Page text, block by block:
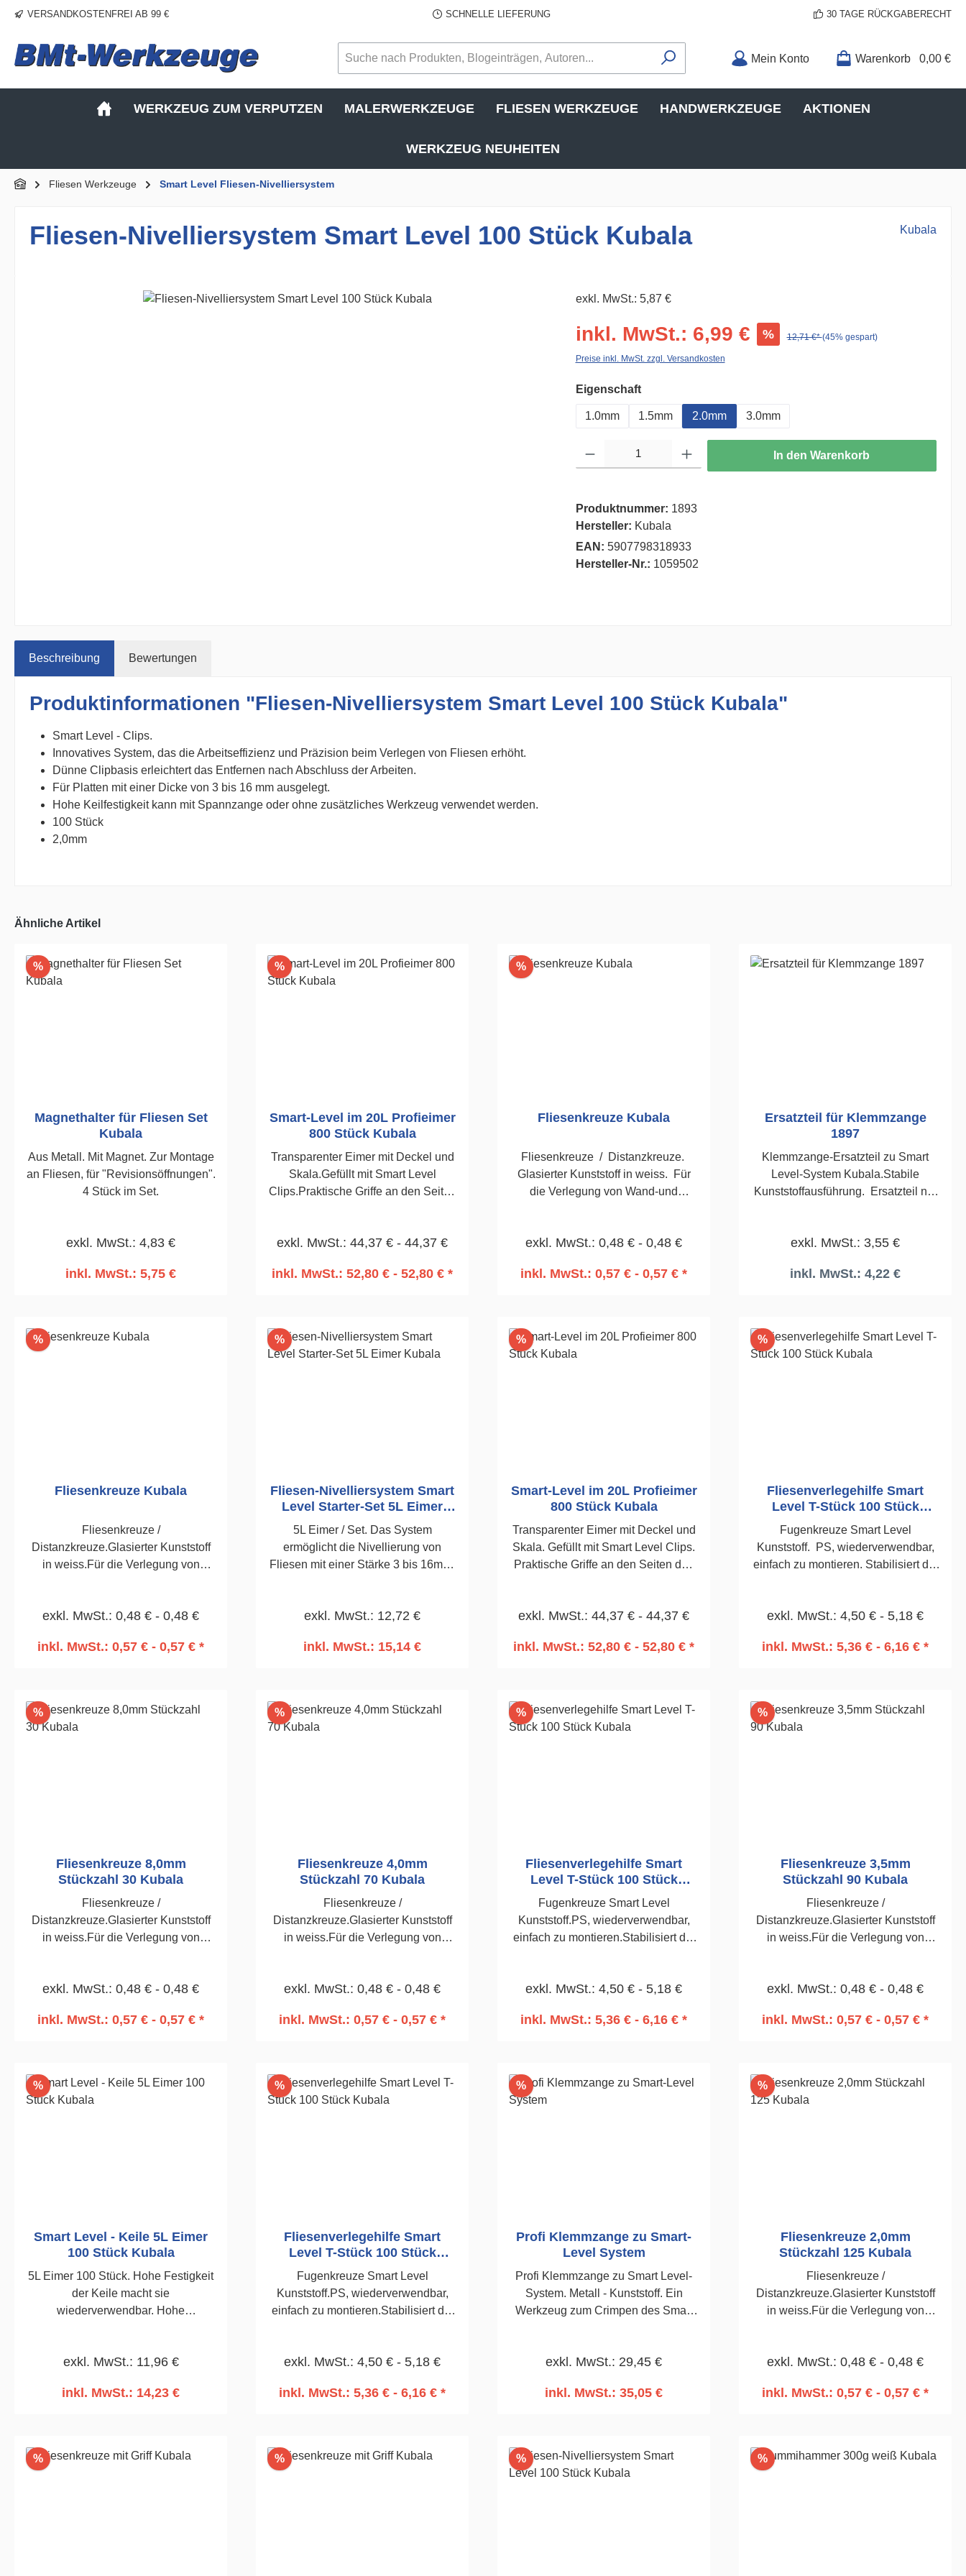
Hauptinhalt springen
Zur Suche springen
Zur Hauptnavigation springen
VERSANDKOSTENFREI AB 99 € SCHNELLE LIEFERUNG 30 TAGE RÜCKGABERECHT
Mein Konto Warenkorb 0,00 €
WERKZEUG ZUM VERPUTZEN MALERWERKZEUGE FLIESEN WERKZEUGE HANDWERKZEUGE AKTIONEN
WERKZEUG NEUHEITEN
Fliesen Werkzeuge Smart Level Fliesen-Nivelliersystem
Fliesen-Nivelliersystem Smart Level 100 Stück Kubala Kubala
Bildergalerie überspringen exkl. MwSt.: 5,87 €
inkl. MwSt.: 6,99 € % 12,71 €*(45% gespart)
Preise inkl. MwSt. zzgl. Versandkosten
Eigenschaftauswählen
1.0mm 1.5mm 2.0mm 3.0mm
In den Warenkorb
Produktnummer: 1893
Hersteller: Kubala
EAN: 5907798318933
Hersteller-Nr.: 1059502
Beschreibung Bewertungen
Produktinformationen "Fliesen-Nivelliersystem Smart Level 100 Stück Kubala"
Smart Level - Clips.
Innovatives System, das die Arbeitseffizienz und Präzision beim Verlegen von Fliesen erhöht.
Dünne Clipbasis erleichtert das Entfernen nach Abschluss der Arbeiten.
Für Platten mit einer Dicke von 3 bis 16 mm ausgelegt.
Hohe Keilfestigkeit kann mit Spannzange oder ohne zusätzliches Werkzeug verwendet werden.
100 Stück
2,0mm
Ähnliche Artikel
%Rabatt
Magnethalter für Fliesen Set
Kubala
Aus Metall. Mit Magnet. Zur Montage
an Fliesen, für "Revisionsöffnungen".
4 Stück im Set.
exkl. MwSt.: 4,83 €
inkl. MwSt.: 5,75 €
%Rabatt
Smart-Level im 20L Profieimer
800 Stück Kubala
Transparenter Eimer mit Deckel und
Skala.Gefüllt mit Smart Level
Clips.Praktische Griffe an den Seiten
bestimmt.20L Eimer1,5mm800 Stück
exkl. MwSt.: 44,37 € - 44,37 €
inkl. MwSt.: 52,80 € - 52,80 € *
%Rabatt
Fliesenkreuze Kubala
Fliesenkreuze / Distanzkreuze.
Glasierter Kunststoff in weiss. Für
die Verlegung von Wand-und
exkl. MwSt.: 0,48 € - 0,48 €
inkl. MwSt.: 0,57 € - 0,57 € *
Ersatzteil für Klemmzange
1897
Klemmzange-Ersatzteil zu Smart
Level-System Kubala.Stabile
Kunststoffausführung. Ersatzteil nur
1897
exkl. MwSt.: 3,55 €
inkl. MwSt.: 4,22 €
%Rabatt
Fliesenkreuze Kubala
Fliesenkreuze /
Distanzkreuze.Glasierter Kunststoff
in weiss.Für die Verlegung von
exkl. MwSt.: 0,48 € - 0,48 €
inkl. MwSt.: 0,57 € - 0,57 € *
%Rabatt
Fliesen-Nivelliersystem Smart
Level Starter-Set 5L Eimer
Kubala
5L Eimer / Set. Das System
ermöglicht die Nivellierung von
Fliesen mit einer Stärke 3 bis 16mm.
1895Clips 1 mm 100 Stück Nr. 1892
exkl. MwSt.: 12,72 €
inkl. MwSt.: 15,14 €
%Rabatt
Smart-Level im 20L Profieimer
800 Stück Kubala
Transparenter Eimer mit Deckel und
Skala. Gefüllt mit Smart Level Clips.
Praktische Griffe an den Seiten des
bestimmt. 20L Eimer2,0mm800 Stück
exkl. MwSt.: 44,37 € - 44,37 €
inkl. MwSt.: 52,80 € - 52,80 € *
%Rabatt
Fliesenverlegehilfe Smart
Level T-Stück 100 Stück
Kubala
Fugenkreuze Smart Level
Kunststoff. PS, wiederverwendbar,
einfach zu montieren. Stabilisiert die
100 Stück 1,0mm
exkl. MwSt.: 4,50 € - 5,18 €
inkl. MwSt.: 5,36 € - 6,16 € *
%Rabatt
Fliesenkreuze 8,0mm
Stückzahl 30 Kubala
Fliesenkreuze /
Distanzkreuze.Glasierter Kunststoff
in weiss.Für die Verlegung von
exkl. MwSt.: 0,48 € - 0,48 €
inkl. MwSt.: 0,57 € - 0,57 € *
%Rabatt
Fliesenkreuze 4,0mm
Stückzahl 70 Kubala
Fliesenkreuze /
Distanzkreuze.Glasierter Kunststoff
in weiss.Für die Verlegung von
exkl. MwSt.: 0,48 € - 0,48 €
inkl. MwSt.: 0,57 € - 0,57 € *
%Rabatt
Fliesenverlegehilfe Smart
Level T-Stück 100 Stück
Kubala
Fugenkreuze Smart Level
Kunststoff.PS, wiederverwendbar,
einfach zu montieren.Stabilisiert die
einsetzbar.100 Stück2,0mm
exkl. MwSt.: 4,50 € - 5,18 €
inkl. MwSt.: 5,36 € - 6,16 € *
%Rabatt
Fliesenkreuze 3,5mm
Stückzahl 90 Kubala
Fliesenkreuze /
Distanzkreuze.Glasierter Kunststoff
in weiss.Für die Verlegung von
exkl. MwSt.: 0,48 € - 0,48 €
inkl. MwSt.: 0,57 € - 0,57 € *
%Rabatt
Smart Level - Keile 5L Eimer
100 Stück Kubala
5L Eimer 100 Stück. Hohe Festigkeit
der Keile macht sie
wiederverwendbar. Hohe
exkl. MwSt.: 11,96 €
inkl. MwSt.: 14,23 €
%Rabatt
Fliesenverlegehilfe Smart
Level T-Stück 100 Stück
Kubala
Fugenkreuze Smart Level
Kunststoff.PS, wiederverwendbar,
einfach zu montieren.Stabilisiert die
einsetzbar.100 Stück3,0mm
exkl. MwSt.: 4,50 € - 5,18 €
inkl. MwSt.: 5,36 € - 6,16 € *
%Rabatt
Profi Klemmzange zu Smart-
Level System
Profi Klemmzange zu Smart Level-
System. Metall - Kunststoff. Ein
Werkzeug zum Crimpen des Smart
Dicke von 3-16 mm. Großer
exkl. MwSt.: 29,45 €
inkl. MwSt.: 35,05 €
%Rabatt
Fliesenkreuze 2,0mm
Stückzahl 125 Kubala
Fliesenkreuze /
Distanzkreuze.Glasierter Kunststoff
in weiss.Für die Verlegung von
exkl. MwSt.: 0,48 € - 0,48 €
inkl. MwSt.: 0,57 € - 0,57 € *
%Rabatt %Rabatt %Rabatt %Rabatt